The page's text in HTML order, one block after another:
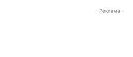
- Реклама -